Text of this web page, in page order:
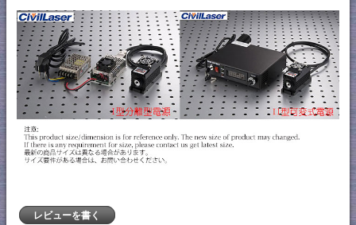
レビューを書く